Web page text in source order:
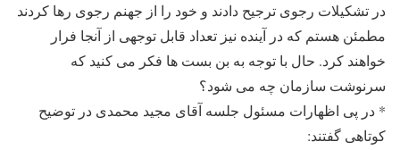
در تشکیلات رجوی ترجیح دادند و خود را از جهنم رجوی رها کردند
مطمئن هستم که در آینده نیز تعداد قابل توجهی از آنجا فرار
خواهند کرد. حال با توجه به بن بست ها فکر می کنید که
سرنوشت سازمان چه می شود؟
* در پی اظهارات مسئول جلسه آقای مجید محمدی در توضیح
کوتاهی گفتند: